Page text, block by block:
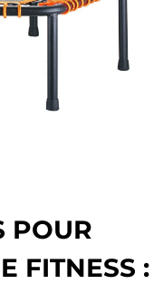
POUR
FITNESS :